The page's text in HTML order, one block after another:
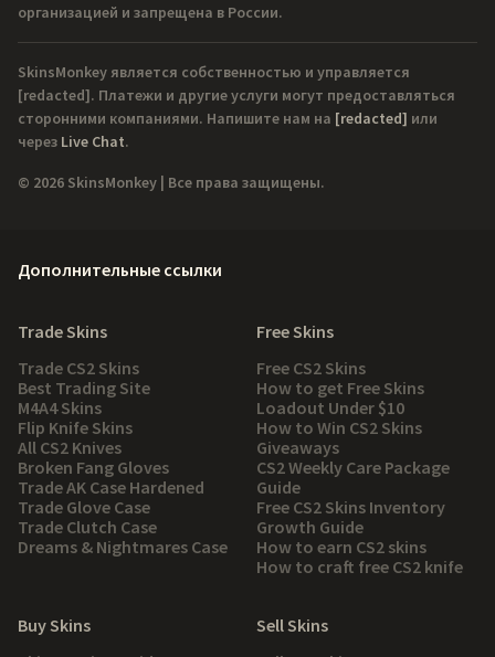
организацией и запрещена в России.
SkinsMonkey является собственностью и управляется
[redacted]. Платежи и другие услуги могут предоставляться
сторонними компаниями. Напишите нам на [redacted] или
через Live Chat.
© 2026 SkinsMonkey | Все права защищены.
Дополнительные ссылки
Trade Skins
Trade CS2 Skins
Best Trading Site
M4A4 Skins
Flip Knife Skins
All CS2 Knives
Broken Fang Gloves
Trade AK Case Hardened
Trade Glove Case
Trade Clutch Case
Dreams & Nightmares Case
Free Skins
Free CS2 Skins
How to get Free Skins
Loadout Under $10
How to Win CS2 Skins
Giveaways
CS2 Weekly Care Package
Guide
Free CS2 Skins Inventory
Growth Guide
How to earn CS2 skins
How to craft free CS2 knife
Buy Skins
Sell Skins